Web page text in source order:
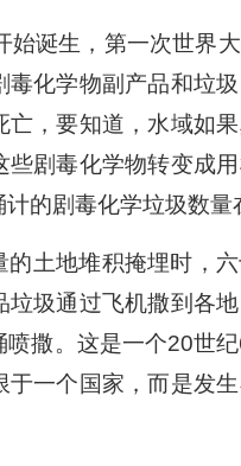
始诞生，第一次世界
毒化学物副产品和垃
亡，要知道，水域如
些剧毒化学物转变成
的剧毒化学垃圾数量
的土地堆积掩埋时，
垃圾通过飞机撒到各
撒。这是一个20世
于一个国家，而是发